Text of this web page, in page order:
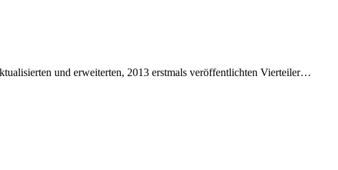
und er­wei­ter­ten, 2013 erst­mals ver­öf­fent­lich­ten Vierteiler…